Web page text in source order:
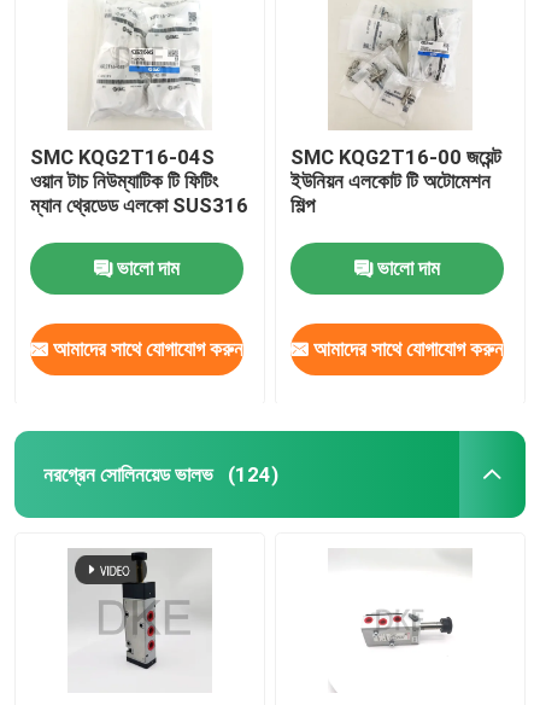
SMC KQG2T16-04S
ওয়ান টাচ নিউম্যাটিক টি ফিটিং
ম্যান থ্রেডেড এলকো SUS316
ভালো দাম
আমাদের সাথে যোগাযোগ করুন
SMC KQG2T16-00 জয়েন্ট
ইউনিয়ন এলকোট টি অটোমেশন
শিল্প
ভালো দাম
আমাদের সাথে যোগাযোগ করুন
নরগ্রেন সোলিনয়েড ভালভ (124)